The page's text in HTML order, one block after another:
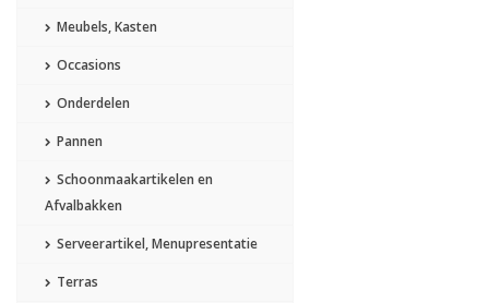
Meubels, Kasten
Occasions
Onderdelen
Pannen
Schoonmaakartikelen en
Afvalbakken
Serveerartikel, Menupresentatie
Terras